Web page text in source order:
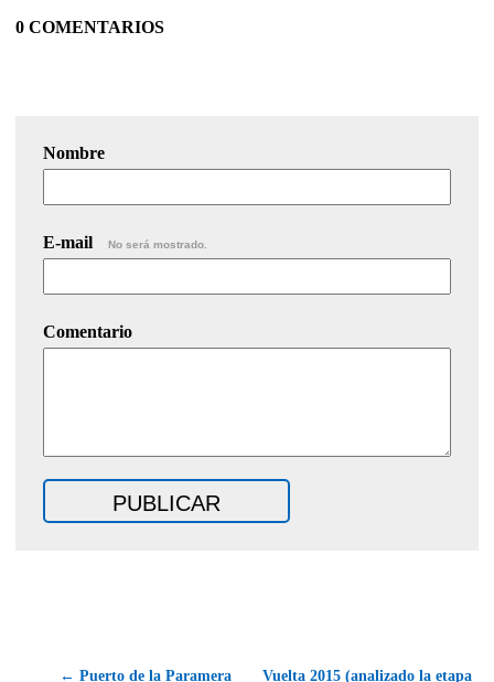
0 COMENTARIOS
Nombre
E-mail No será mostrado.
Comentario
← Puerto de la Paramera Vuelta 2015 (analizado la etapa